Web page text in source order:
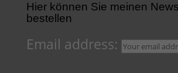
Hier können Sie meinen
bestellen
Email address: